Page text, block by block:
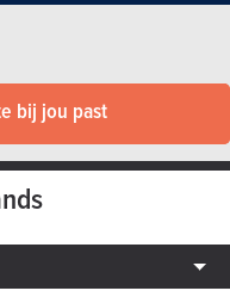
bij jou past